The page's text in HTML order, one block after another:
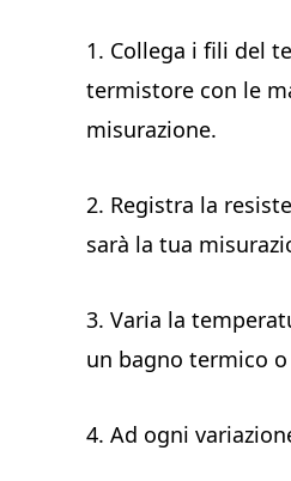
1. Collega i fili del
termistore con le
misurazione.
2. Registra la
sarà la tua
3. Varia la
un bagno termico
4. Ad ogni